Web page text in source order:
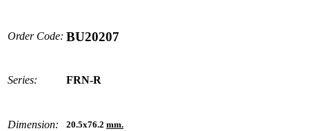
Order Code: BU20207
Series: FRN-R
Dimension: 20.5x76.2 mm.